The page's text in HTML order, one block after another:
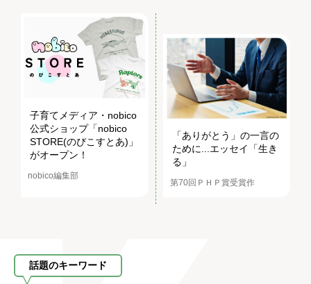
子育てメディア・nobico
公式ショップ「nobico
STORE(のびこすとあ)」
がオープン！
nobico編集部
「ありがとう」の一言の
ために...エッセイ「生き
る」
第70回ＰＨＰ賞受賞作
話題のキーワード